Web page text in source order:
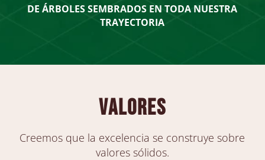
DE ÁRBOLES SEMBRADOS EN TODA NUESTRA
TRAYECTORIA
valores
Creemos que la excelencia se construye sobre
valores sólidos.